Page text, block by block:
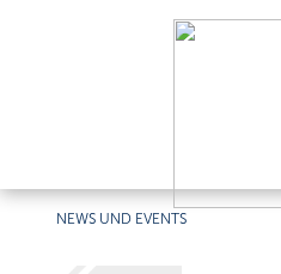
NEWS UND EVENTS